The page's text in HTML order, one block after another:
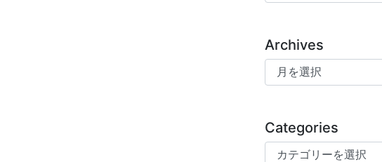
Archives
Archives
Categories
Categories